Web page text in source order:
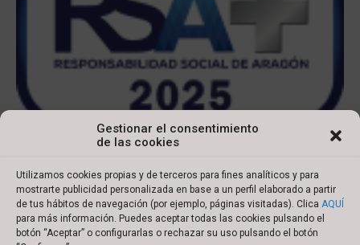
Gestionar el consentimiento
de las cookies
Utilizamos cookies propias y de terceros para fines analíticos y para
mostrarte publicidad personalizada en base a un perfil elaborado a partir
de tus hábitos de navegación (por ejemplo, páginas visitadas). Clica AQUÍ
para más información. Puedes aceptar todas las cookies pulsando el
botón “Aceptar” o configurarlas o rechazar su uso pulsando el botón